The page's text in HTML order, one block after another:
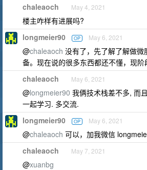
chaleaoch May 4, 2021
楼主咋样有进展吗?
longmeier90 OP May 6, 2021
@chaleaoch 没有了，先了解了解做
备。现在说的很多东西都还不懂，现
chaleaoch May 6, 2021
@longmeier90 我俩技术栈差不多, 而
一起学习. 多交流.
longmeier90 OP May 6, 2021
@chaleaoch 可以，加我微信
chaleaoch May 7, 2021
@xuanbg